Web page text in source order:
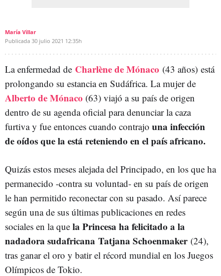
María Villar
Publicada 30 julio 2021 12:35h
La enfermedad de Charlène de Mónaco (43 años) está
prolongando su estancia en Sudáfrica. La mujer de
Alberto de Mónaco (63) viajó a su país de origen
dentro de su agenda oficial para denunciar la caza
furtiva y fue entonces cuando contrajo una infección
de oídos que la está reteniendo en el país africano.
Quizás estos meses alejada del Principado, en los que ha
permanecido -contra su voluntad- en su país de origen
le han permitido reconectar con su pasado. Así parece
según una de sus últimas publicaciones en redes
sociales en la que la Princesa ha felicitado a la
nadadora sudafricana Tatjana Schoenmaker (24),
tras ganar el oro y batir el récord mundial en los Juegos
Olímpicos de Tokio.